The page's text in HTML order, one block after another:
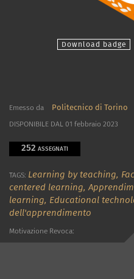
Download badge
Emesso da Politecnico di Torino
DISPONIBILE DAL 01 febbraio 2023
252 ASSEGNATI
TAGS: Learning by teaching,
centered learning,
learning, Educational
dell'apprendimento
Motivazione Revoca: